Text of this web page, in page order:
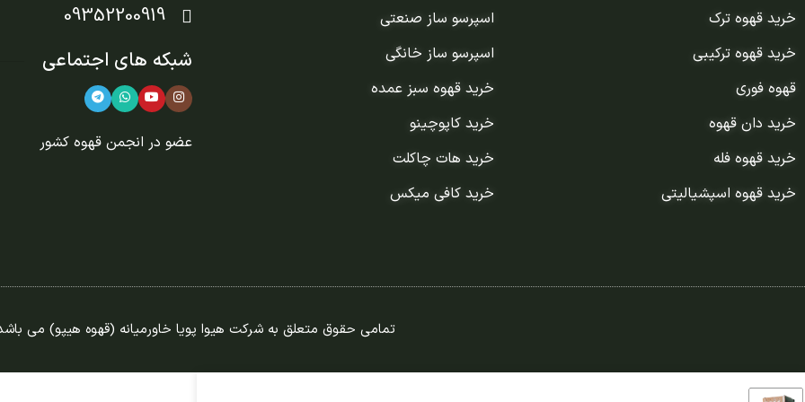
خرید قهوه ترک
خرید قهوه ترکیبی
قهوه فوری
خرید دان قهوه
خرید قهوه فله
خرید قهوه اسپشیالیتی
اسپرسو ساز صنعتی
اسپرسو ساز خانگی
خرید قهوه سبز عمده
خرید کاپوچینو
خرید هات چاکلت
خرید کافی میکس
09352200919
شبکه های اجتماعی
عضو در انجمن قهوه کشور
تمامی حقوق متعلق به شرکت هیوا پویا خاورمیانه (قهوه هیپو) می